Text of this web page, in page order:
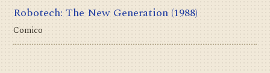
Robotech: The New Generation (1988)
Comico